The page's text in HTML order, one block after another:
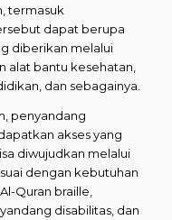
termasuk
dapat berupa
diberikan melalui
alat bantu kesehatan,
dan sebagainya.
penyandang
akses yang
diwujudkan melalui
dengan kebutuhan
Quran braille,
disabilitas, dan